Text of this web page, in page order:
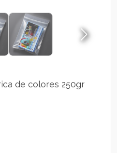
de colores 250gr